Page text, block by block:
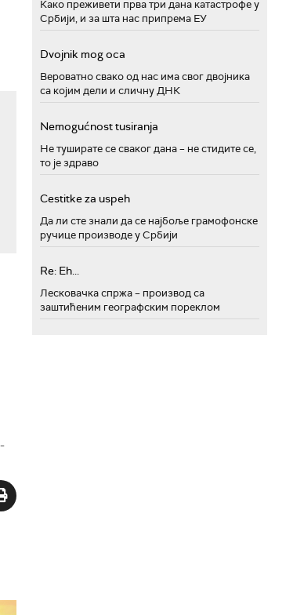
Како преживети прва три дана катастрофе у
Србији, и за шта нас припрема ЕУ
Dvojnik mog oca
Вероватно свако од нас има свог двојника
са којим дели и сличну ДНК
Nemogućnost tusiranja
Не туширате се сваког дана – не стидите се,
то је здраво
Cestitke za uspeh
Да ли сте знали да се најбоље грамофонске
ручице производе у Србији
Re: Eh...
Лесковачка спржа – производ са
заштићеним географским пореклом